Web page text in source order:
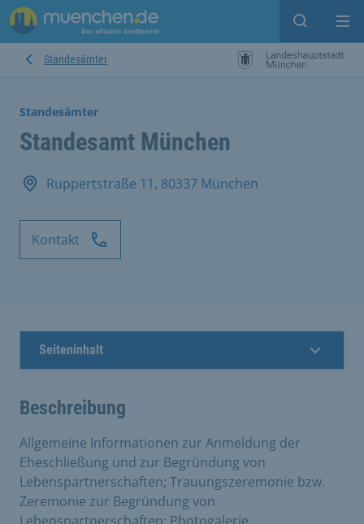
Suche
Standesämter
Standesämter
Standesamt München
Ruppertstraße 11, 80337 München
Kontakt
Seiteninhalt
Beschreibung
Allgemeine Informationen zur Anmeldung der
Eheschließung und zur Begründung von
Lebenspartnerschaften; Trauungszeremonie bzw.
Zeremonie zur Begründung von